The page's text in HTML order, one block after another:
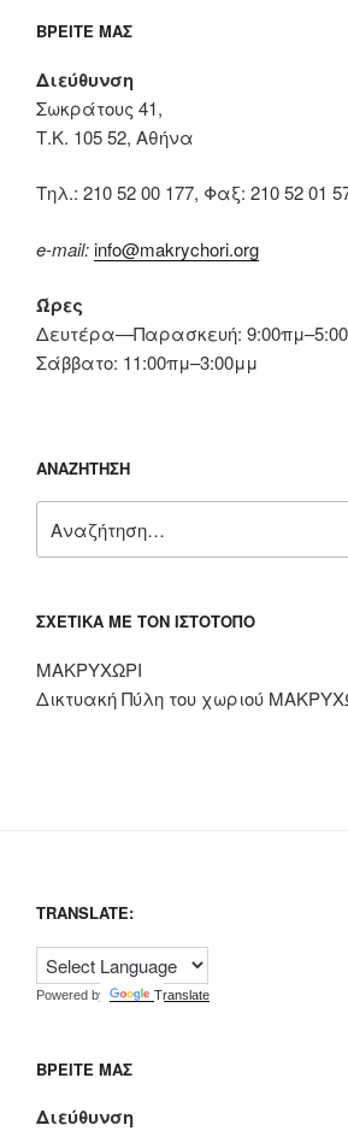
ΒΡΕΊΤΕ ΜΑΣ
Διεύθυνση
Σωκράτους 41,
Τ.Κ. 105 52, Αθήνα
Tηλ.: 210 52 00 177, Φαξ: 210 52 01
e-mail:info@makrychori.org
Ώρες
Δευτέρα—Παρασκευή:
Σάββατο: 11:00πμ–3:00μμ
ΑΝΑΖΉΤΗΣΗ
για:
ΣΧΕΤΙΚΆ ΜΕ ΤΟΝ ΙΣΤΌΤΟΠΟ
ΜΑΚΡΥΧΩΡΙ
Δικτυακή Πύλη του χωριού
TRANSLATE:
Powered by Translate
ΒΡΕΊΤΕ ΜΑΣ
Διεύθυνση